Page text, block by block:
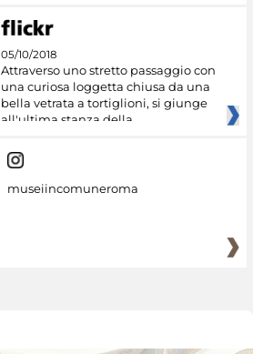
05/10/2018
Attraverso uno stretto passaggio con
una curiosa loggetta chiusa da una
bella vetrata a tortiglioni, si giunge
all'ultima stanza della
museiincomuneroma